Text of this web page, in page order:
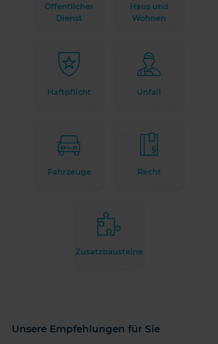
Öffentlicher
Dienst
Haus und
Wohnen
Haftpflicht Unfall
Fahrzeuge Recht
Zusatzbausteine
Unsere Empfehlungen für Sie